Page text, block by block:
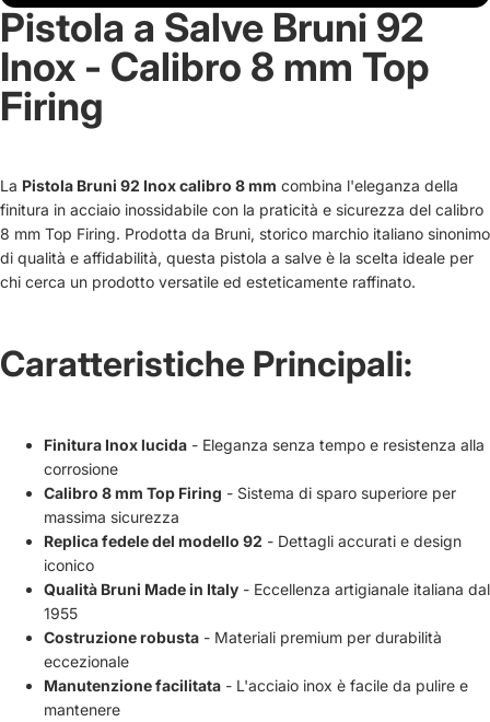
Pistola a Salve Bruni 92
Inox - Calibro 8 mm Top
Firing
La Pistola Bruni 92 Inox calibro 8 mm combina l'eleganza della
finitura in acciaio inossidabile con la praticità e sicurezza del calibro
8 mm Top Firing. Prodotta da Bruni, storico marchio italiano sinonimo
di qualità e affidabilità, questa pistola a salve è la scelta ideale per
chi cerca un prodotto versatile ed esteticamente raffinato.
Caratteristiche Principali:
Finitura Inox lucida - Eleganza senza tempo e resistenza alla
corrosione
Calibro 8 mm Top Firing - Sistema di sparo superiore per
massima sicurezza
Replica fedele del modello 92 - Dettagli accurati e design
iconico
Qualità Bruni Made in Italy - Eccellenza artigianale italiana dal
1955
Costruzione robusta - Materiali premium per durabilità
eccezionale
Manutenzione facilitata - L'acciaio inox è facile da pulire e
mantenere